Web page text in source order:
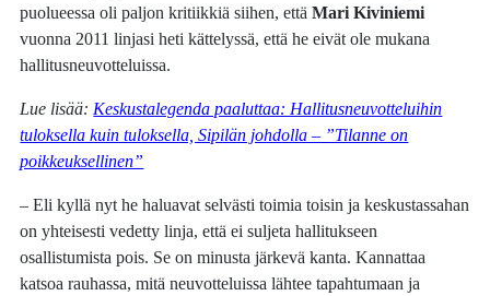
puolueessa oli paljon kritiikkiä siihen, ettäMari Kiviniemi
vuonna 2011 linjasi heti kättelyssä, että he eivät ole mukana
hallitusneuvotteluissa.
Lue lisää:Keskustalegenda paaluttaa: Hallitusneuvotteluihin
tuloksella kuin tuloksella, Sipilän johdolla – ”Tilanne on
poikkeuksellinen”
– Eli kyllä nyt he haluavat selvästi toimia toisin ja keskustassahan
on yhteisesti vedetty linja, että ei suljeta hallitukseen
osallistumista pois. Se on minusta järkevä kanta. Kannattaa
katsoa rauhassa, mitä neuvotteluissa lähtee tapahtumaan ja